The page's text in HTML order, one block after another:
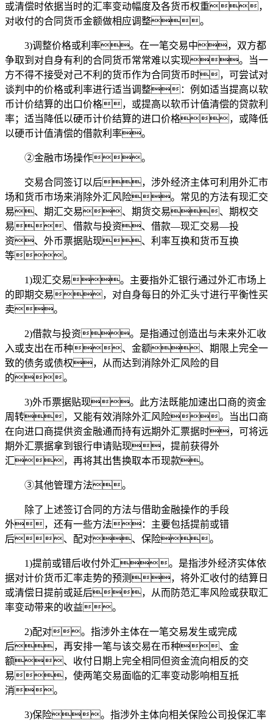
或清偿时依据当时的汇率变动幅度及各货币权重，
对收付的合同货币金额做相应调整。
3)调整价格或利率。在一笔交易中，双方都
争取到对自身有利的合同货币常常难以实现。当一
方不得不接受对己不利的货币作为合同货币时，可尝试对
谈判中的价格或利率进行适当调整：例如适当提高以软
币计价结算的出口价格，或提高以软币计值清偿的贷款利
率；适当降低以硬币计价结算的进口价格，或降低
以硬币计值清偿的借款利率。
②金融市场操作。
交易合同签订以后，涉外经济主体可利用外汇市
场和货币市场来消除外汇风险。常见的方法有现汇交
易、期汇交易、期货交易、期权交
易、借款与投资、借款—现汇交易—投
资、外币票据贴现、利率互换和货币互换
等。
1)现汇交易。主要指外汇银行通过外汇市场上
的即期交易，对自身每日的外汇头寸进行平衡性买
卖。
2)借款与投资。是指通过创造出与未来外汇收
入或支出在币种、金额、期限上完全一
致的债务或债权，从而达到消除外汇风险的目
的。
3)外币票据贴现。此方法既能加速出口商的资金
周转，又能有效消除外汇风险。当出口商
在向进口商提供资金融通而持有远期外汇票据时，可将远
期外汇票据拿到银行申请贴现，提前获得外
汇，再将其出售换取本币现款。
③其他管理方法。
除了上述签订合同的方法与借助金融操作的手段
外，还有一些方法：主要包括提前或错
后、配对、保险。
1)提前或错后收付外汇。是指涉外经济实体依
据对计价货币汇率走势的预测，将外汇收付的结算日
或清偿日提前或延后，从而防范汇率风险或获取汇
率变动带来的收益。
2)配对。指涉外主体在一笔交易发生或完成
后，再安排一笔与该交易在币种、金
额、收付日期上完全相同但资金流向相反的交
易，使两笔交易面临的汇率变动影响相互抵
消。
3)保险。指涉外主体向相关保险公司投保汇率